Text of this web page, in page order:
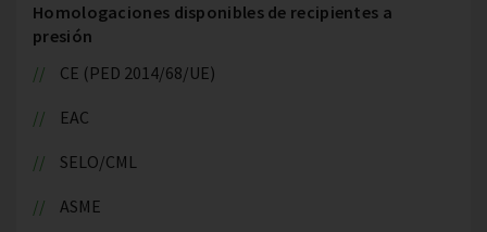
Homologaciones disponibles de recipientes a
presión
CE (PED 2014/68/UE)
EAC
SELO/CML
ASME